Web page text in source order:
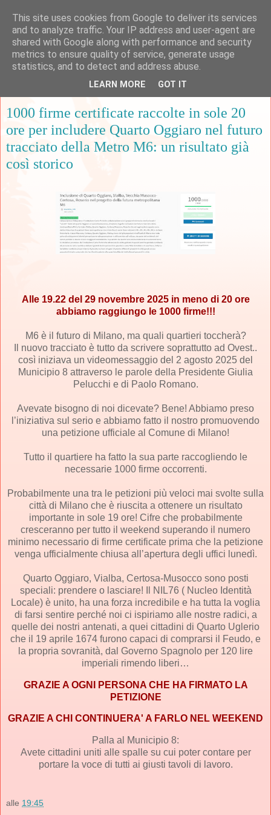
sabato 29 novembre 2025
1000 firme certificate raccolte in sole 20
ore per includere Quarto Oggiaro nel futuro
tracciato della Metro M6: un risultato già
così storico
Alle 19.22 del 29 novembre 2025 in meno di 20 ore
abbiamo raggiungo le 1000 firme!!!
M6 è il futuro di Milano, ma quali quartieri toccherà?
Il nuovo tracciato è tutto da scrivere soprattutto ad Ovest..
così iniziava un videomessaggio del 2 agosto 2025 del
Municipio 8 attraverso le parole della Presidente Giulia
Pelucchi e di Paolo Romano.
Avevate bisogno di noi dicevate? Bene! Abbiamo preso
l’iniziativa sul serio e abbiamo fatto il nostro promuovendo
una petizione ufficiale al Comune di Milano!
Tutto il quartiere ha fatto la sua parte raccogliendo le
necessarie 1000 firme occorrenti.
Probabilmente una tra le petizioni più veloci mai svolte sulla
città di Milano che è riuscita a ottenere un risultato
importante in sole 19 ore! Cifre che probabilmente
cresceranno per tutto il weekend superando il numero
minimo necessario di firme certificate prima che la petizione
venga ufficialmente chiusa all’apertura degli uffici lunedì.
Quarto Oggiaro, Vialba, Certosa-Musocco sono posti
speciali: prendere o lasciare! Il NIL76 ( Nucleo Identità
Locale) è unito, ha una forza incredibile e ha tutta la voglia
di farsi sentire perché noi ci ispiriamo alle nostre radici, a
quelle dei nostri antenati, a quei cittadini di Quarto Uglerio
che il 19 aprile 1674 furono capaci di comprarsi il Feudo, e
la propria sovranità, dal Governo Spagnolo per 120 lire
imperiali rimendo liberi…
GRAZIE A OGNI PERSONA CHE HA FIRMATO LA
PETIZIONE
GRAZIE A CHI CONTINUERA' A FARLO NEL WEEKEND
Palla al Municipio 8:
Avete cittadini uniti alle spalle su cui poter contare per
portare la voce di tutti ai giusti tavoli di lavoro.
alle 19:45
This site uses cookies from Google to deliver its services
and to analyze traffic. Your IP address and user-agent are
shared with Google along with performance and security
metrics to ensure quality of service, generate usage
statistics, and to detect and address abuse.
LEARN MORE GOT IT